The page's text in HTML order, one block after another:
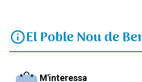
infoEl Poble Nou de
M'interessa